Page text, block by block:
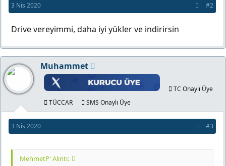
3 Nis 2020 #2
Drive vereyimmi, daha iyi yükler ve indirirsin
Muhammet
TC Onaylı Üye
TÜCCAR
SMS Onaylı Üye
3 Nis 2020 #3
MehmetP' Alıntı: